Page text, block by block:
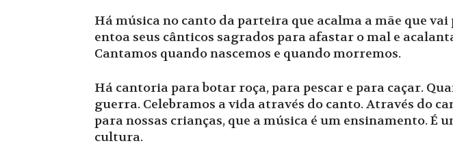
Há música no canto da parteira que acalma a mãe que
entoa seus cânticos sagrados para afastar o mal e
Cantamos quando nascemos e quando morremos.
Há cantoria para botar roça, para pescar e para caçar.
guerra. Celebramos a vida através do canto. Através do
para nossas crianças, que a música é um ensinamento.
cultura.